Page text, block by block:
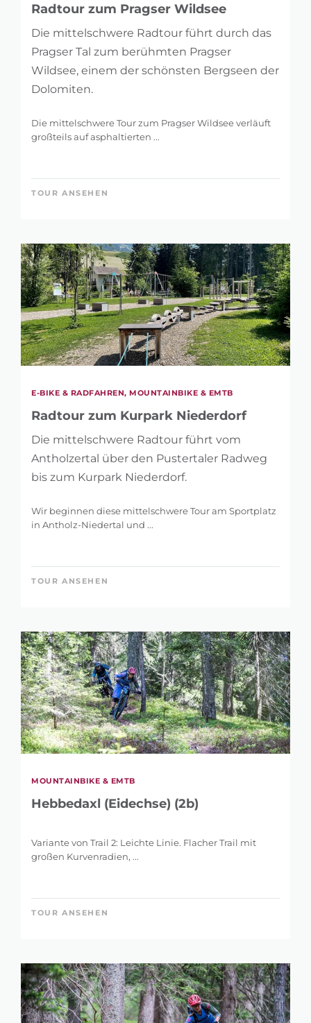
Radtour zum Pragser Wildsee
Die mittelschwere Radtour führt durch das
Pragser Tal zum berühmten Pragser
Wildsee, einem der schönsten Bergseen der
Dolomiten.
Die mittelschwere Tour zum Pragser Wildsee verläuft
großteils auf asphaltierten ...
TOUR ANSEHEN
E-BIKE & RADFAHREN, MOUNTAINBIKE & EMTB
Radtour zum Kurpark Niederdorf
Die mittelschwere Radtour führt vom
Antholzertal über den Pustertaler Radweg
bis zum Kurpark Niederdorf.
Wir beginnen diese mittelschwere Tour am Sportplatz
in Antholz-Niedertal und ...
TOUR ANSEHEN
MOUNTAINBIKE & EMTB
Hebbedaxl (Eidechse) (2b)
Variante von Trail 2: Leichte Linie. Flacher Trail mit
großen Kurvenradien, ...
TOUR ANSEHEN